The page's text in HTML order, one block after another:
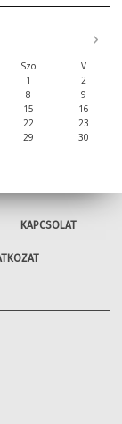
Szo
V
1
2
8
9
15
16
22
23
29
30
KAPCSOLAT